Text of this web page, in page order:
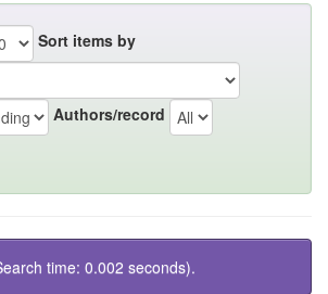
Sort items by
Authors/record
time: 0.002 seconds).